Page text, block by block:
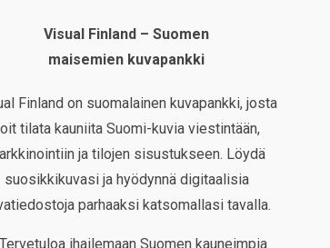
Visual Finland – Suomen
maisemien kuvapankki
Finland on suomalainen kuvapankki, josta
tilata kauniita Suomi-kuvia viestintään,
ja tilojen sisustukseen. Löydä
suosikkikuvasi ja hyödynnä digitaalisia
parhaaksi katsomallasi tavalla.
Tervetuloa ihailemaan Suomen kauneimpia